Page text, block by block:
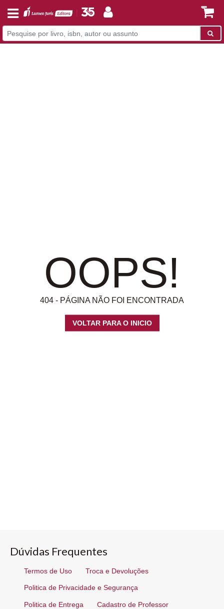
OOPS!
404 - PÁGINA NÃO FOI ENCONTRADA
VOLTAR PARA O INICIO
Dúvidas Frequentes
Termos de Uso Troca e Devoluções
Politica de Privacidade e Segurança
Politica de Entrega Cadastro de Professor